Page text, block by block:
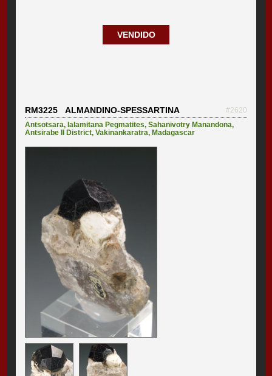
VENDIDO
RM3225 ALMANDINO-SPESSARTINA
#2620
Antsotsara, Ialamitana Pegmatites,Sahanivotry Manandona,
Antsirabe II District,Vakinankaratra, Madagascar